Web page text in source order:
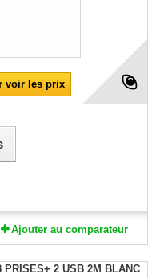
voir les prix
Ajouter au comparateur
PRISES+ 2 USB 2M BLANC